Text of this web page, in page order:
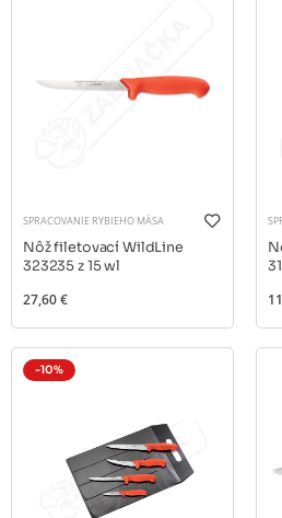
SPRACOVANIE RYBIEHO MÄSA
Nôž filetovací WildLine
323235 z 15 wl
27,60 €
-10%